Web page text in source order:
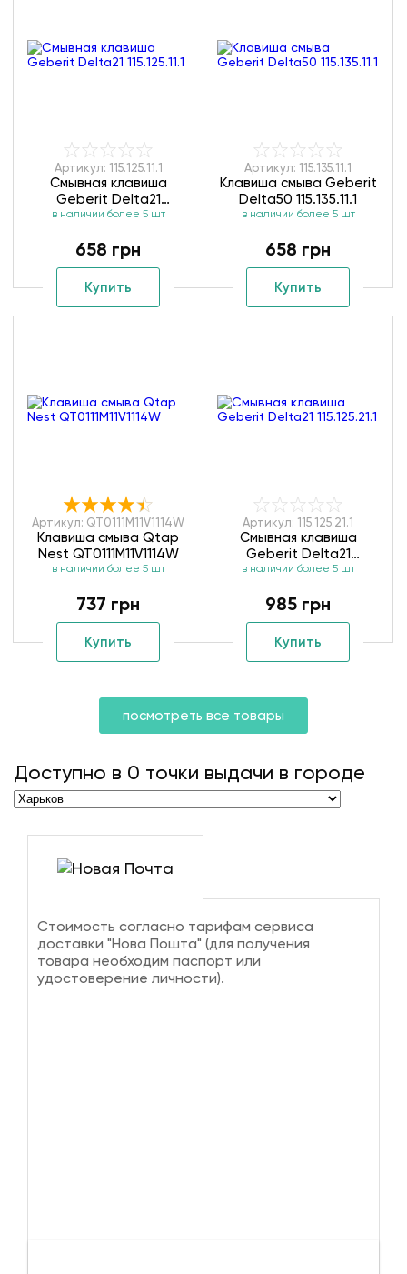
Артикул: 115.125.11.1
Смывная клавиша
Geberit Delta21
115.125.11.1
в наличии более 5 шт
658 грн
Купить
Артикул: 115.135.11.1
Клавиша смыва Geberit
Delta50 115.135.11.1
в наличии более 5 шт
658 грн
Купить
Артикул: QT0111M11V1114W
Клавиша смыва Qtap
Nest QT0111M11V1114W
в наличии более 5 шт
737 грн
Купить
Артикул: 115.125.21.1
Смывная клавиша
Geberit Delta21
115.125.21.1
в наличии более 5 шт
985 грн
Купить
посмотреть все товары
Доступно в 0 точки выдачи в городе
Стоимость согласно тарифам сервиса
доставки "Нова Пошта" (для получения
товара необходим паспорт или
удостоверение личности).